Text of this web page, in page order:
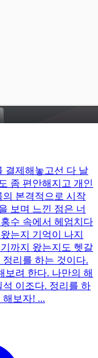
결제해놓고선 다 날
좀 편안해지고 개인
본격적으로 시작
보며 느낀 점은 너
수 속에서 헤엄치다
는지 기억이 나지
까지 왔는지도 헷갈
리를 하는 것이다.
보려 한다. 나만의 해
이조다. 정리를 하
해보자! ...